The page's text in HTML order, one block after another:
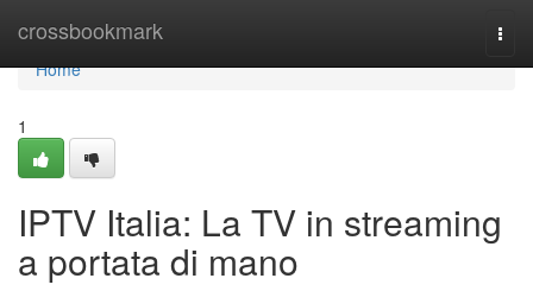
crossbookmark
Home
Home
1
IPTV Italia: La TV in streaming
a portata di mano